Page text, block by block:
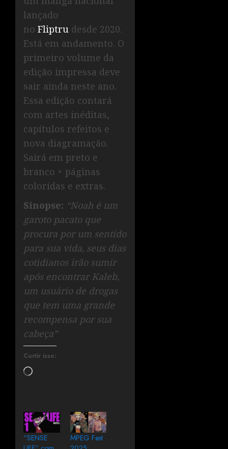
lançado
no Fliptru desde 2020.
Está em andamento. O
primeiro volume da
edição impressa deve
sair ainda neste ano.
Essa edição contará
com artes inéditas,
capítulos refeitos e
nova diagramação.
Sairá em preto e
branco + páginas
coloridas e extras.
Sinopse: “Noah é um
garoto pacato que
procura por um sentido
para sua vida, seus dias
cotidianos irão sumir
após encontrar Kaleb,
um usuário de drogas
que tem uma grande
recompensa por sua
cabeça”
Curtir isso:
“SENSE
MPEG Fest